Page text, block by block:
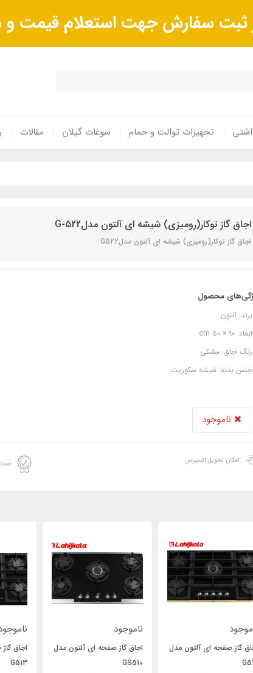
از ثبت سفارش جهت استعلام
تجهیزات توالت و حمام سوغات گیلان مقالات
اجاق گاز توکار(رومیزی) شیشه ای آلتون مدلG-522
اجاق گاز توکار(رومیزی) شیشه ای آلتون مدلG522
محصول
برند: آلتون
ابعاد: ۹۰ × ۵۰ cm
رنگ اجاق: مشکی
جنس بدنه: شیشه سکوریت
ناموجود
امکان تحویل اکسپرس
گاز صفحه ای آلتون مدل
ناموجود
اجاق گاز صفحه ای آلتون مدل
GS510
اجاق
G513